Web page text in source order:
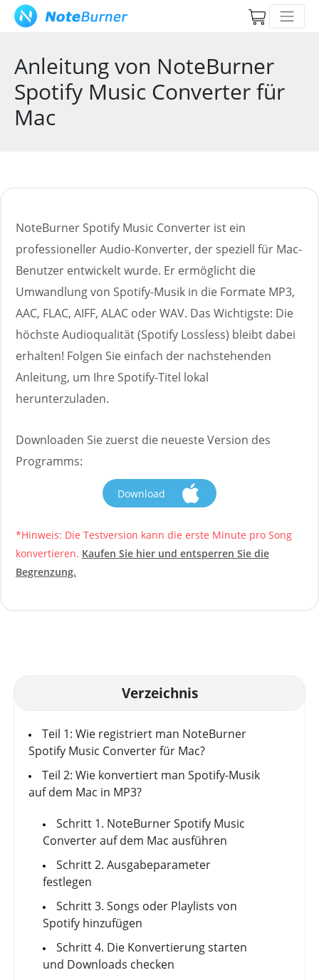
Anleitung von NoteBurner
Spotify Music Converter für
Mac
NoteBurner Spotify Music Converter ist ein
professioneller Audio-Konverter, der speziell für Mac-
Benutzer entwickelt wurde. Er ermöglicht die
Umwandlung von Spotify-Musik in die Formate MP3,
AAC, FLAC, AIFF, ALAC oder WAV. Das Wichtigste: Die
höchste Audioqualität (Spotify Lossless) bleibt dabei
erhalten! Folgen Sie einfach der nachstehenden
Anleitung, um Ihre Spotify-Titel lokal
herunterzuladen.
Downloaden Sie zuerst die neueste Version des
Programms:
Download
*Hinweis: Die Testversion kann die erste Minute pro Song
konvertieren. Kaufen Sie hier und entsperren Sie die
Begrenzung.
Verzeichnis
Teil 1: Wie registriert man NoteBurner
Spotify Music Converter für Mac?
Teil 2: Wie konvertiert man Spotify-Musik
auf dem Mac in MP3?
Schritt 1. NoteBurner Spotify Music
Converter auf dem Mac ausführen
Schritt 2. Ausgabeparameter
festlegen
Schritt 3. Songs oder Playlists von
Spotify hinzufügen
Schritt 4. Die Konvertierung starten
und Downloads checken